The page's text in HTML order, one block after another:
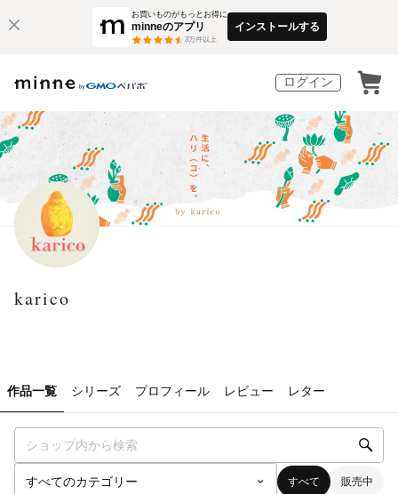
お買いものがもっとお得に
minneのアプリ
3万件以上
インストールする
ログイン
karico
作品一覧 シリーズ プロフィール レビュー レター
すべて 販売中